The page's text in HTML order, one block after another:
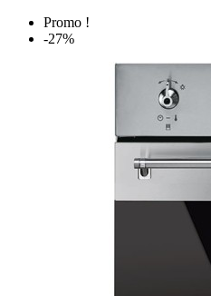
Promo !
-27%